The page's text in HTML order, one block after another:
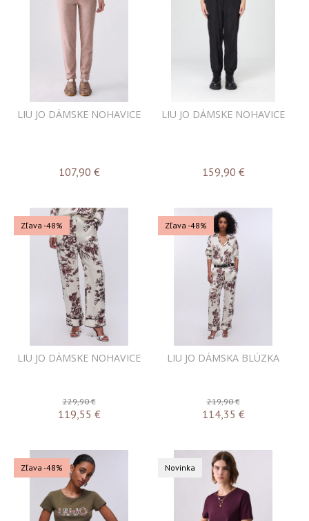
LIU JO DÁMSKE NOHAVICE
107,90 €
LIU JO DÁMSKE NOHAVICE
159,90 €
Zľava -48%
LIU JO DÁMSKE NOHAVICE
229,90 €
119,55 €
Zľava -48%
LIU JO DÁMSKA BLÚZKA
219,90 €
114,35 €
Zľava -48% Novinka